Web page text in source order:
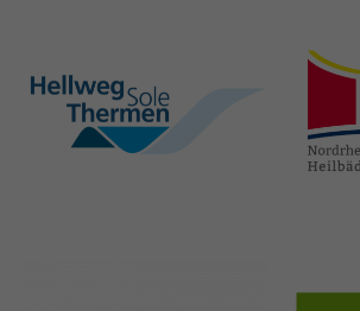
hellweg-sole-
thermen.de